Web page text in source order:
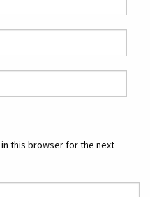
this browser for the next